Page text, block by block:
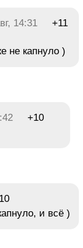
14:31 +11
не капнуло )
+10
и всё )